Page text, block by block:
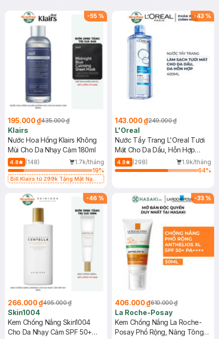
-55 %
195.000 ₫435.000 ₫
Klairs
Nước Hoa Hồng Klairs Không
Mùi Cho Da Nhạy Cảm 180ml
4.8 (148)
1.7k/tháng
19%
Bill Klairs từ 299k Tặng Mặt Nạ
25ml (SL Có Hạn)
-43 %
143.000 ₫249.000 ₫
L'Oreal
Nước Tẩy Trang L'Oreal Tươi
Mát Cho Da Dầu, Hỗn Hợp
400ml
4.8 (298)
1.9k/tháng
64%
-46 %
266.000 ₫495.000 ₫
Skin1004
Kem Chống Nắng Skin1004
Cho Da Nhạy Cảm SPF 50+
-33 %
406.000 ₫610.000 ₫
La Roche-Posay
Kem Chống Nắng La Roche-
Posay Phổ Rộng, Nâng Tông